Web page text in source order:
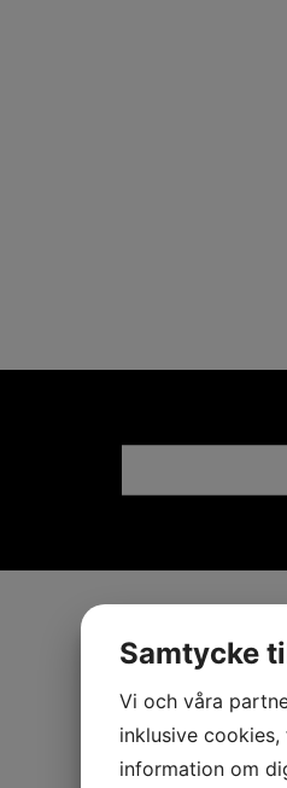
Samtycke
Vi och våra
inklusive
information om